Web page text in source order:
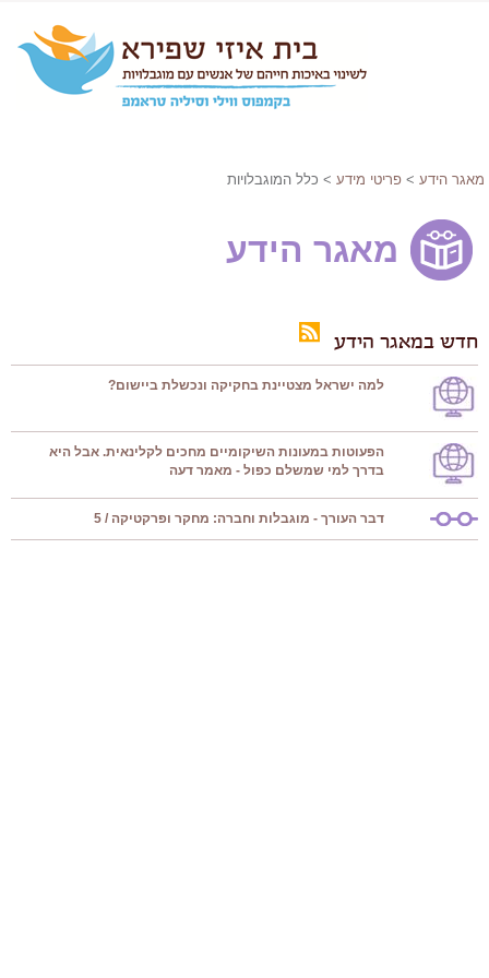
מאגר הידע > פריטי מידע > כלל המוגבלויות
מאגר הידע
חדש במאגר הידע
למה ישראל מצטיינת בחקיקה ונכשלת ביישום?
הפעוטות במעונות השיקומיים מחכים לקלינאית. אבל היא
בדרך למי שמשלם כפול - מאמר דעה
דבר העורך - מוגבלות וחברה: מחקר ופרקטיקה / 5